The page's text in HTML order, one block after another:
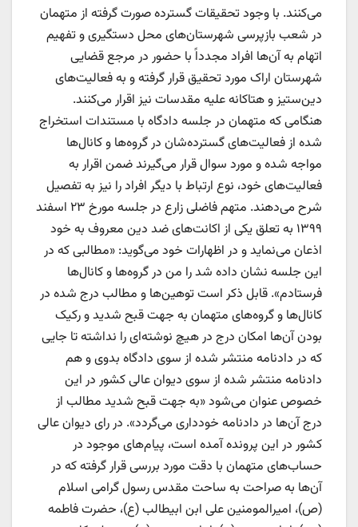
می‌کنند. با وجود تحقیقات گسترده صورت گرفته از متهمان
در شعب بازپرسی شهرستان‌های محل دستگیری و تفهیم
اتهام به آن‌ها افراد مجدداً با حضور در مرجع قضایی
شهرستان اراک مورد تحقیق قرار گرفته و به فعالیت‌های
دین‌ستیز و هتاکانه علیه مقدسات نیز اقرار می‌کنند.
هنگامی که متهمان در جلسه دادگاه با مستندات استخراج
شده از فعالیت‌های گسترده‌شان در گروه‌ها و کانال‌ها
مواجه شده و مورد سوال قرار می‌گیرند ضمن اقرار به
فعالیت‌های خود، نوع ارتباط با دیگر افراد را نیز به تفصیل
شرح می‌دهند. متهم فاضلی زارع در جلسه مورخ ۲۳ اسفند
۱۳۹۹ به تعلق یکی از اکانت‌های ضد دین معروف به خود
اذعان می‌نماید و در اظهارات خود می‌گوید: «مطالبی که در
این جلسه نشان داده شد را من در گروه‌ها و کانال‌ها
فرستادم». قابل ذکر است توهین‌ها و مطالب درج شده در
کانال‌ها و گروه‌های متهمان به جهت قبح شدید و رکیک
بودن آن‌ها امکان درج در هیچ نوشته‌ای را نداشته تا جایی
که در دادنامه منتشر شده از سوی دادگاه بدوی و هم
دادنامه منتشر شده از سوی دیوان عالی کشور در این
خصوص عنوان می‌شود «به جهت قبح شدید مطالب از
درج آن‌ها در دادنامه خودداری می‌گردد». در رای دیوان عالی
کشور در این پرونده آمده است، پیام‌های موجود در
حساب‌های متهمان با دقت مورد بررسی قرار گرفته که در
آن‌ها به صراحت به ساحت مقدس رسول گرامی اسلام
(ص)، امیرالمومنین علی ابن ابیطالب (ع)، حضرت فاطمه